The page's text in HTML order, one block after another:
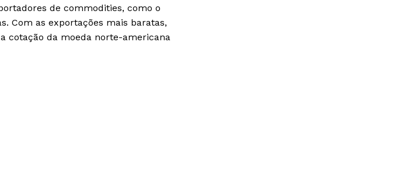
de commodities, como o
Com as exportações mais baratas,
cotação da moeda norte-americana